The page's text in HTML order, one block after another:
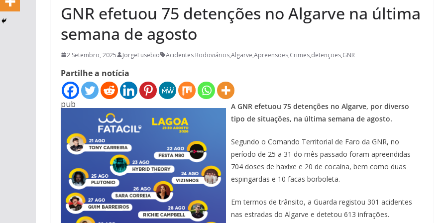
GNR efetuou 75 detenções no Algarve na última
semana de agosto
2 Setembro, 2025 JorgeEusebio Acidentes Rodoviários,Algarve,Apreensões,Crimes,detenções,GNR
Partilhe a notícia
pub
A GNR efetuou 75 detenções no Algarve, por diverso
tipo de situações, na última semana de agosto.
Segundo o Comando Territorial de Faro da GNR, no
período de 25 a 31 do mês passado foram apreendidas
704 doses de haxixe e 20 de cocaína, bem como duas
espingardas e 10 facas borboleta.
Em termos de trânsito, a Guarda registou 301 acidentes
nas estradas do Algarve e detetou 613 infrações.